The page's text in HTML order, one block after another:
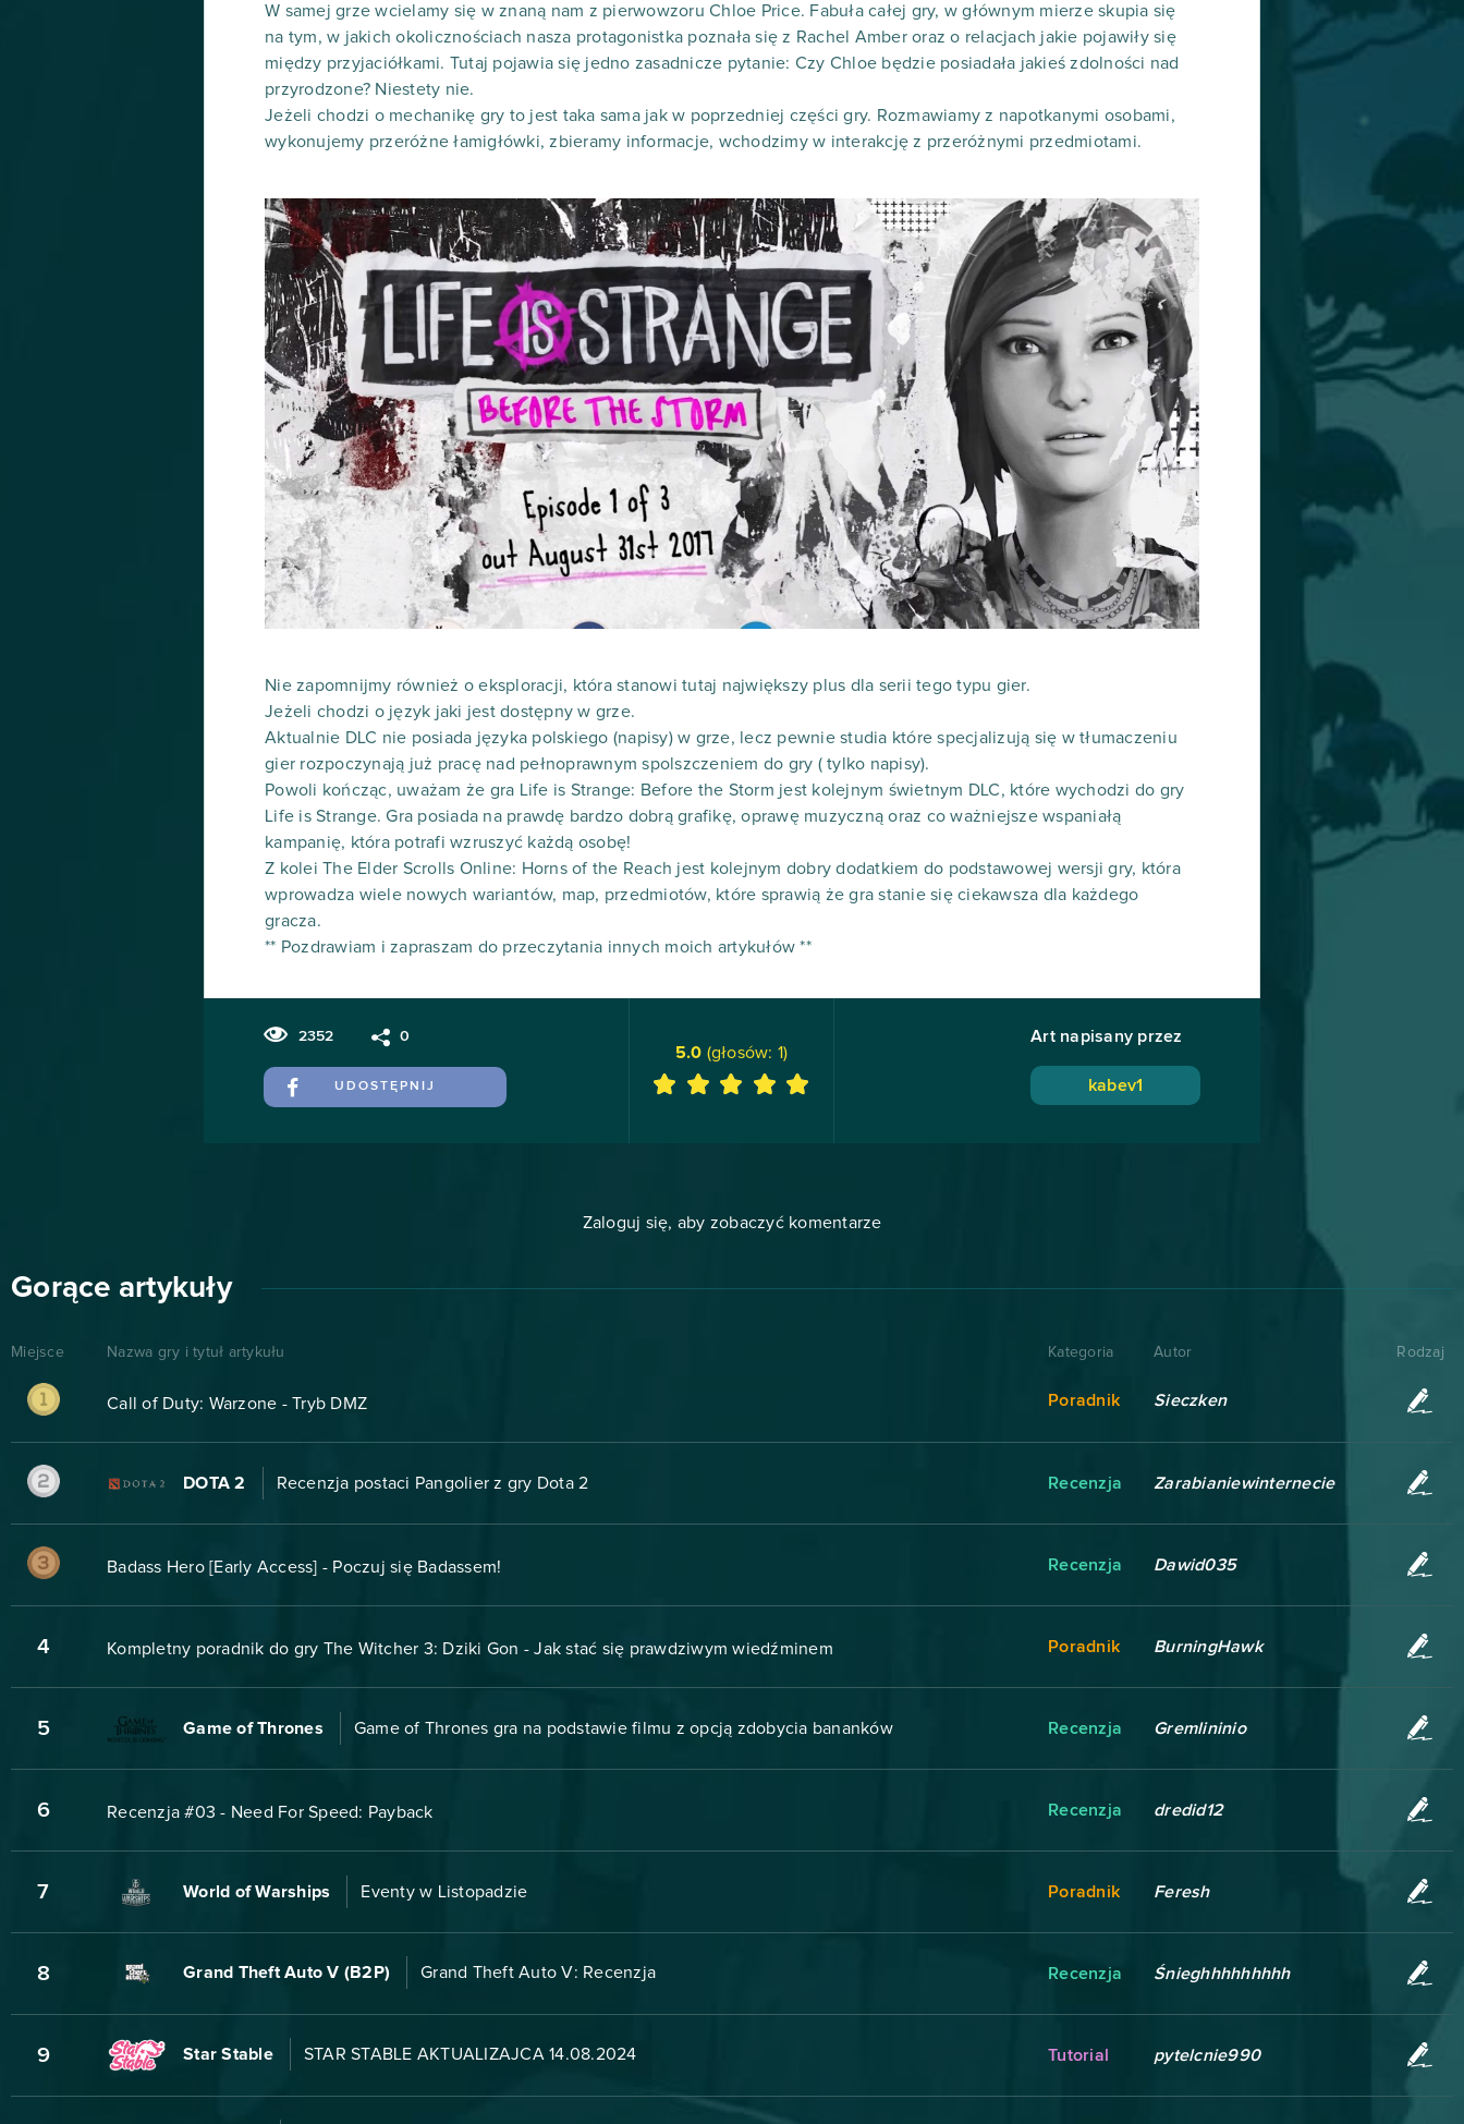
W samej grze wcielamy się w znaną nam z pierwowzoru Chloe Price. Fabuła całej gry, w głównym mierze skupia się
na tym, w jakich okolicznościach nasza protagonistka poznała się z Rachel Amber oraz o relacjach jakie pojawiły się
między przyjaciółkami. Tutaj pojawia się jedno zasadnicze pytanie: Czy Chloe będzie posiadała jakieś zdolności nad
przyrodzone? Niestety nie.
Jeżeli chodzi o mechanikę gry to jest taka sama jak w poprzedniej części gry. Rozmawiamy z napotkanymi osobami,
wykonujemy przeróżne łamigłówki, zbieramy informacje, wchodzimy w interakcję z przeróżnymi przedmiotami.
Nie zapomnijmy również o eksploracji, która stanowi tutaj największy plus dla serii tego typu gier.
Jeżeli chodzi o język jaki jest dostępny w grze.
Aktualnie DLC nie posiada języka polskiego (napisy) w grze, lecz pewnie studia które specjalizują się w tłumaczeniu
gier rozpoczynają już pracę nad pełnoprawnym spolszczeniem do gry ( tylko napisy).
Powoli kończąc, uważam że gra Life is Strange: Before the Storm jest kolejnym świetnym DLC, które wychodzi do gry
Life is Strange. Gra posiada na prawdę bardzo dobrą grafikę, oprawę muzyczną oraz co ważniejsze wspaniałą
kampanię, która potrafi wzruszyć każdą osobę!
Z kolei The Elder Scrolls Online: Horns of the Reach jest kolejnym dobry dodatkiem do podstawowej wersji gry, która
wprowadza wiele nowych wariantów, map, przedmiotów, które sprawią że gra stanie się ciekawsza dla każdego
gracza.
** Pozdrawiam i zapraszam do przeczytania innych moich artykułów **
2352 0
UDOSTĘPNIJ
5.0 (głosów: 1)
Art napisany przez
kabev1
Zaloguj się, aby zobaczyć komentarze
Gorące artykuły
Miejsce Nazwa gry i tytuł artykułu Kategoria Autor Rodzaj
Call of Duty: Warzone - Tryb DMZ Poradnik Sieczken
DOTA 2 Recenzja postaci Pangolier z gry Dota 2 Recenzja Zarabianiewinternecie
Badass Hero [Early Access] - Poczuj się Badassem! Recenzja Dawid035
4 Kompletny poradnik do gry The Witcher 3: Dziki Gon - Jak stać się prawdziwym wiedźminem Poradnik BurningHawk
5 Game of Thrones Game of Thrones gra na podstawie filmu z opcją zdobycia bananków Recenzja Gremlininio
6 Recenzja #03 - Need For Speed: Payback Recenzja dredid12
7 World of Warships Eventy w Listopadzie Poradnik Feresh
8 Grand Theft Auto V (B2P) Grand Theft Auto V: Recenzja Recenzja Śnieghhhhhhhhh
9 Star Stable STAR STABLE AKTUALIZAJCA 14.08.2024 Tutorial pytelcnie990